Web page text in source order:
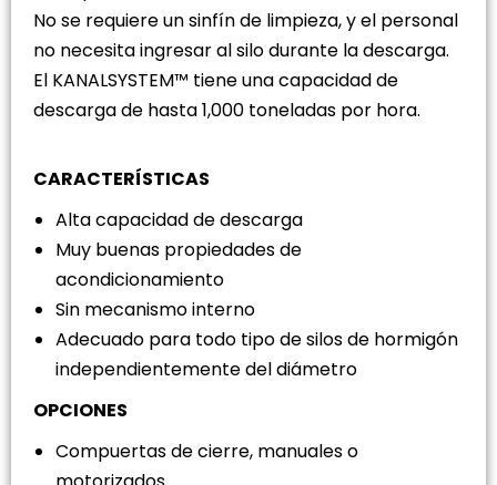
No se requiere un sinfín de limpieza, y el personal
no necesita ingresar al silo durante la descarga.
El KANALSYSTEM™ tiene una capacidad de
descarga de hasta 1,000 toneladas por hora.
CARACTERÍSTICAS
Alta capacidad de descarga
Muy buenas propiedades de
acondicionamiento
Sin mecanismo interno
Adecuado para todo tipo de silos de hormigón
independientemente del diámetro
OPCIONES
Compuertas de cierre, manuales o